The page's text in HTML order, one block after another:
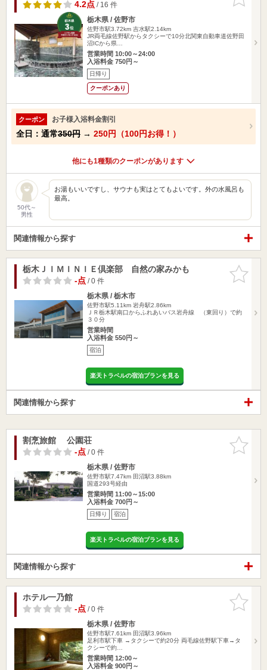
りに追加
4.2点/ 16 件
栃木県 / 佐野市
佐野市駅3.72km 吉水駅2.14km
JR両毛線佐野駅からタクシーで10分北関東自動車道佐野田
沼ICから県…
営業時間 10:00～24:00
入浴料金 750円～
日帰り
クーポンあり
クーポン お子様入浴料金割引
全日：通常350円 → 250円（100円お得！）
他にも1種類のクーポンがあります
50代～
男性
お湯もいいですし、サウナも実はとてもよいです。外の水風呂も
最高。
関連情報から探す
お気に入
りに追加
栃木ＪＩＭＩＮＩＥ倶楽部 自然の家みかも
-点/ 0 件
栃木県 / 栃木市
佐野市駅5.11km 岩舟駅2.86km
ＪＲ栃木駅南口からふれあいバス岩舟線 （東回り）で約
３０分
営業時間
入浴料金 550円～
宿泊
楽天トラベルの宿泊プランを見る
関連情報から探す
お気に入
りに追加
割烹旅館 公園荘
-点/ 0 件
栃木県 / 佐野市
佐野市駅7.47km 田沼駅3.88km
国道293号経由
営業時間 11:00～15:00
入浴料金 700円～
日帰り 宿泊
楽天トラベルの宿泊プランを見る
関連情報から探す
お気に入
りに追加
ホテル一乃館
-点/ 0 件
栃木県 / 佐野市
佐野市駅7.61km 田沼駅3.96km
足利市駅下車 →タクシーで約20分 両毛線佐野駅下車→タ
クシーで約…
営業時間 12:00～
入浴料金 900円～